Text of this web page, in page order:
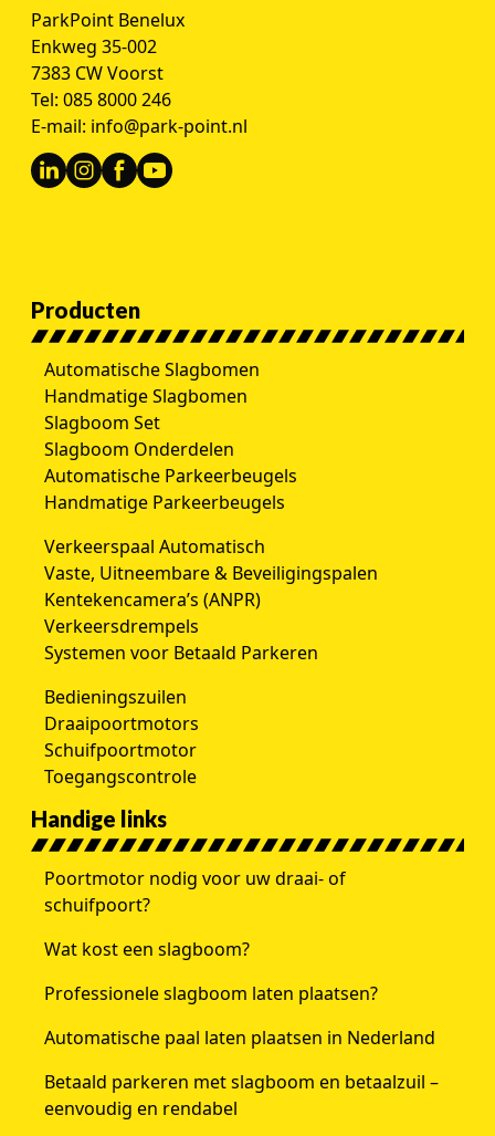
ParkPoint Benelux
Enkweg 35-002
7383 CW Voorst
Tel: 085 8000 246
E-mail: info@park-point.nl
Producten
Automatische Slagbomen
Handmatige Slagbomen
Slagboom Set
Slagboom Onderdelen
Automatische Parkeerbeugels
Handmatige Parkeerbeugels
Verkeerspaal Automatisch
Vaste, Uitneembare & Beveiligingspalen
Kentekencamera’s (ANPR)
Verkeersdrempels
Systemen voor Betaald Parkeren
Bedieningszuilen
Draaipoortmotors
Schuifpoortmotor
Toegangscontrole
Handige links
Poortmotor nodig voor uw draai- of
schuifpoort?
Wat kost een slagboom?
Professionele slagboom laten plaatsen?
Automatische paal laten plaatsen in Nederland
Betaald parkeren met slagboom en betaalzuil –
eenvoudig en rendabel